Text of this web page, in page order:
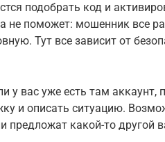
подобрать код и
не поможет: мошенник все
Тут все зависит от
у вас уже есть там аккаунт,
и описать ситуацию.
предложат какой-то другой